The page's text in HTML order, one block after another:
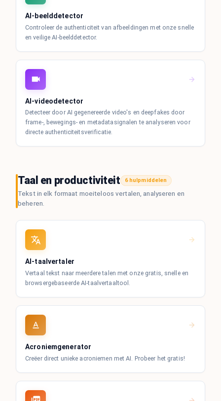
AI-beelddetector
Controleer de authenticiteit van afbeeldingen met onze snelle
en veilige AI-beelddetector.
AI-videodetector
Detecteer door AI gegenereerde video's en deepfakes door
frame-, bewegings- en metadatasignalen te analyseren voor
directe authenticiteitsverificatie.
Taal en productiviteit 6 hulpmiddelen
Tekst in elk formaat moeiteloos vertalen, analyseren en
beheren.
AI-taalvertaler
Vertaal tekst naar meerdere talen met onze gratis, snelle en
browsergebaseerde AI-taalvertaaltool.
Acroniemgenerator
Creëer direct unieke acroniemen met AI. Probeer het gratis!